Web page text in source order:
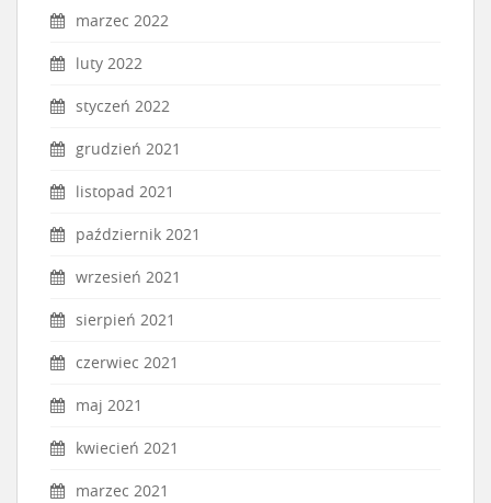
marzec 2022
luty 2022
styczeń 2022
grudzień 2021
listopad 2021
październik 2021
wrzesień 2021
sierpień 2021
czerwiec 2021
maj 2021
kwiecień 2021
marzec 2021